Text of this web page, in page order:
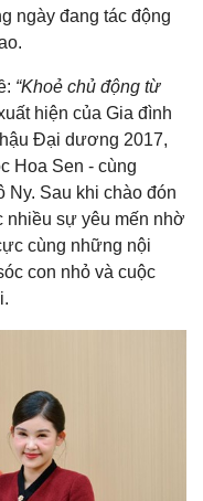
ngày đang tác động
“Khoẻ chủ động từ
hiện của Gia đình
Đại dương 2017,
Hoa Sen - cùng
Ny. Sau khi chào đón
nhiều sự yêu mến nhờ
cùng những nội
con nhỏ và cuộc